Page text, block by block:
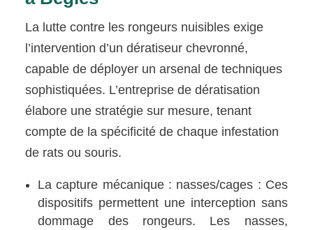
La lutte contre les rongeurs nuisibles exige
l’intervention d’un dératiseur chevronné,
capable de déployer un arsenal de techniques
sophistiquées. L’entreprise de dératisation
élabore une stratégie sur mesure, tenant
compte de la spécificité de chaque infestation
de rats ou souris.
La capture mécanique : nasses/cages : Ces
dispositifs permettent une interception sans
dommage des rongeurs. Les nasses,